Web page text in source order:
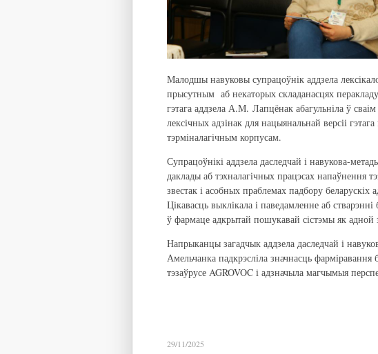
Малодшы навуковы супрацоўнік аддзела
прысутным аб некаторых складанасцях
гэтага аддзела А.М. Лапцёнак абагульніла ў
лексічных адзінак для нацыянальнай версіі
тэрміналагічным корпусам.
Супрацоўнікі аддзела даследчай і навукова-
даклады аб тэхналагічных працэсах напаўнення
звестак і асобных праблемах падбору беларускіх
Цікавасць выклікала і паведамленне аб
ў фармаце адкрытай пошукавай сістэмы як адной
Напрыканцы загадчык аддзела даследчай і
Амельчанка падкрэсліла значнасць
тэзаўрусе AGROVOC і адзначыла магчымыя
29/11/2025